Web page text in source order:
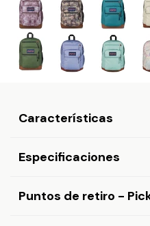
Características
Especificaciones
Puntos de retiro -